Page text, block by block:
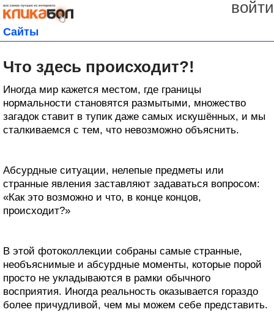
войти
Сайты
Что здесь происходит?!
Иногда мир кажется местом, где границы
нормальности становятся размытыми, множество
загадок ставит в тупик даже самых искушённых, и мы
сталкиваемся с тем, что невозможно объяснить.
Абсурдные ситуации, нелепые предметы или
странные явления заставляют задаваться вопросом:
«Как это возможно и что, в конце концов,
происходит?»
В этой фотоколлекции собраны самые странные,
необъяснимые и абсурдные моменты, которые порой
просто не укладываются в рамки обычного
восприятия. Иногда реальность оказывается гораздо
более причудливой, чем мы можем себе представить.